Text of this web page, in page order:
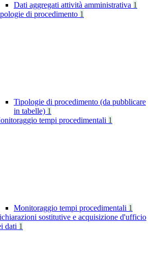
Dati aggregati attività amministrativa 1
di procedimento 1
Tipologie di procedimento (da pubblicare
in tabelle) 1
tempi procedimentali 1
Monitoraggio tempi procedimentali 1
sostitutive e acquisizione d'ufficio
dati 1